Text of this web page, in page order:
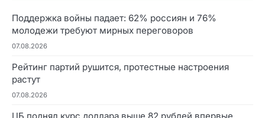
Поддержка войны падает: 62% россиян и 76%
молодежи требуют мирных переговоров
07.08.2026
Рейтинг партий рушится, протестные настроения
растут
07.08.2026